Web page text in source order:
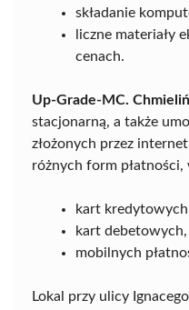
składanie
liczne materiały
cenach.
Up-Grade-MC.
stacjonarną, a także
złożonych przez
różnych form płatności,
kart
kart debetowych,
mobilnych
Lokal przy ulicy